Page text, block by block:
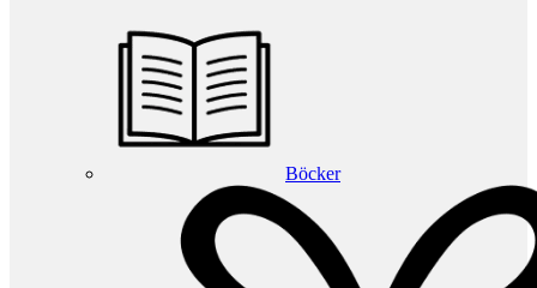
Böcker